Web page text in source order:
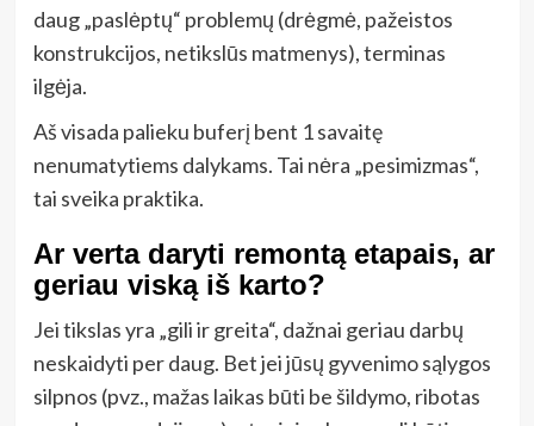
daug „paslėptų“ problemų (drėgmė, pažeistos
konstrukcijos, netikslūs matmenys), terminas
ilgėja.
Aš visada palieku buferį bent 1 savaitę
nenumatytiems dalykams. Tai nėra „pesimizmas“,
tai sveika praktika.
Ar verta daryti remontą etapais, ar
geriau viską iš karto?
Jei tikslas yra „gili ir greita“, dažnai geriau darbų
neskaidyti per daug. Bet jei jūsų gyvenimo sąlygos
silpnos (pvz., mažas laikas būti be šildymo, ribotas